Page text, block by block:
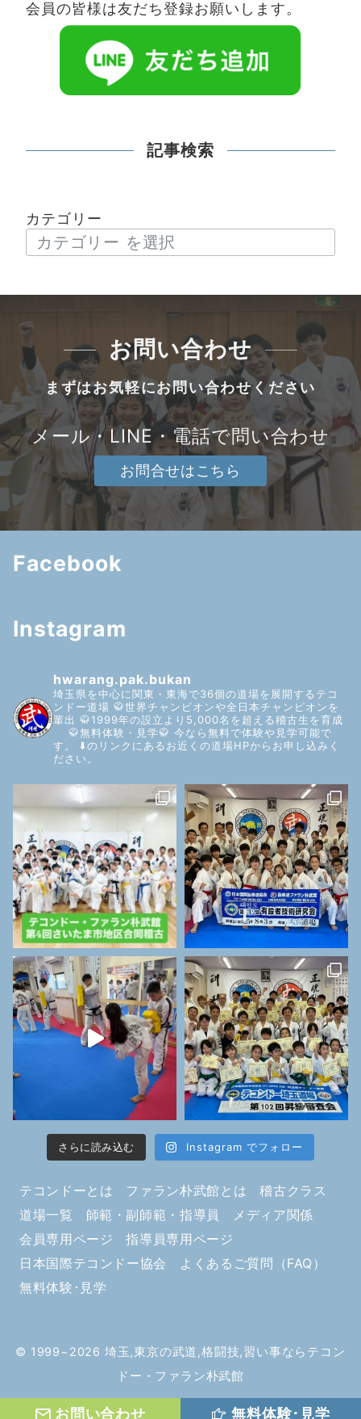
会員の皆様は友だち登録お願いします。
記事検索
カテゴリー
お問い合わせ
まずはお気軽にお問い合わせください
メール・LINE・電話で問い合わせ
お問合せはこちら
Facebook
Instagram
hwarang.pak.bukan
埼玉県を中心に関東・東海で36個の道場を展開するテコ
ンドー道場 🥋世界チャンピオンや全日本チャンピオンを
輩出 🥋1999年の設立より5,000名を超える稽古生を育成
🥋無料体験・見学🥋 今なら無料で体験や見学可能で
す。
⬇️のリンクにあるお近くの道場HPからお申し込みく
ださい。
さらに読み込む Instagram でフォロー
テコンドーとは ファラン朴武館とは
稽古クラス
道場一覧
師範・副師範・指導員
メディア関係
会員専用ページ
指導員専用ページ
日本国際テコンドー協会
よくあるご質問（FAQ）
無料体験･見学
© 1999−2026 埼玉,東京の武道,格闘技,習い事ならテコン
ドー・ファラン朴武館
お問い合わせ 無料体験･見学